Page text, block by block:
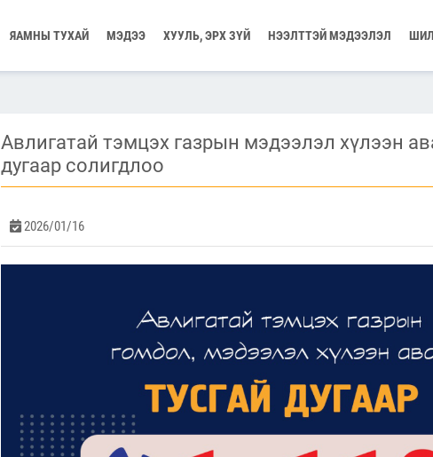
ЯАМНЫ ТУХАЙ МЭДЭЭ ХУУЛЬ, ЭРХ ЗҮЙ НЭЭЛТТЭЙ МЭДЭЭЛЭЛ
Авлигатай тэмцэх газрын мэдээлэл хүлээн
дугаар солигдлоо
2026/01/16